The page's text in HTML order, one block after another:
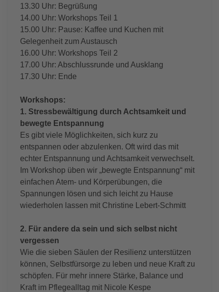
13.30 Uhr: Begrüßung
14.00 Uhr: Workshops Teil 1
15.00 Uhr: Pause: Kaffee und Kuchen mit
Gelegenheit zum Austausch
16.00 Uhr: Workshops Teil 2
17.00 Uhr: Abschlussrunde und Ausklang
17.30 Uhr: Ende
Workshops:
1. Stressbewältigung durch Achtsamkeit und
bewegte Entspannung
Es gibt viele Möglichkeiten, sich kurz zu
entspannen oder abzulenken. Oft wird das mit
echter Entspannung und Achtsamkeit verwechselt.
Im Workshop üben wir „bewegte Entspannung“ mit
einfachen Atem- und Körperübungen, die
Spannungen lösen und sich leicht zu Hause
wiederholen lassen mit Christine Lebert-Schmitt
2. Für andere da sein und sich selbst nicht
vergessen
Wie die sieben Säulen der Resilienz unterstützen
können, Selbstfürsorge zu leben und neue Kraft zu
schöpfen. Für mehr innere Stärke, Balance und
Kraft im Pflegealltag mit Nicole Kespe